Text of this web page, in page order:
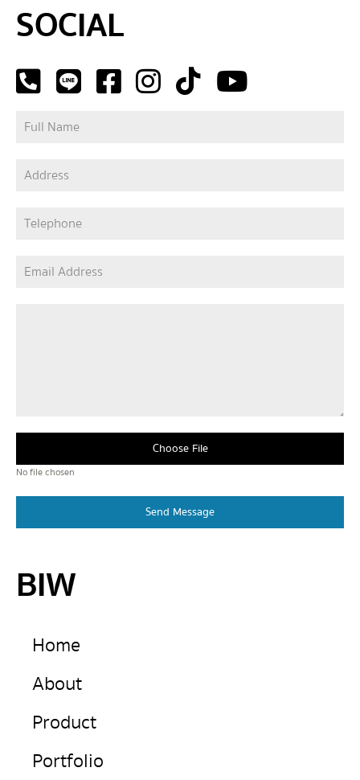
SOCIAL
Choose File
No file chosen
Send Message
BIW
Home
About
Product
Portfolio